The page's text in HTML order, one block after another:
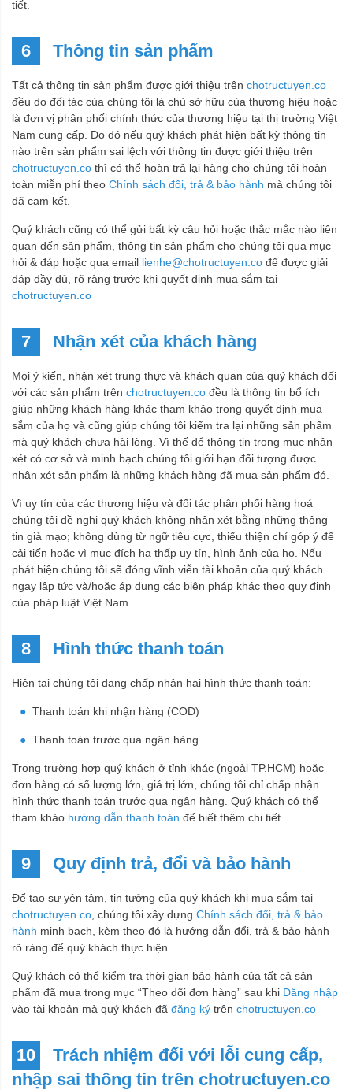
tiết.
6 Thông tin sản phẩm
Tất cả thông tin sản phẩm được giới thiệu trên chotructuyen.co
đều do đối tác của chúng tôi là chủ sở hữu của thương hiệu hoặc
là đơn vị phân phối chính thức của thương hiệu tại thị trường Việt
Nam cung cấp. Do đó nếu quý khách phát hiện bất kỳ thông tin
nào trên sản phẩm sai lệch với thông tin được giới thiệu trên
chotructuyen.co thì có thể hoàn trả lại hàng cho chúng tôi hoàn
toàn miễn phí theo Chính sách đổi, trả & bảo hành mà chúng tôi
đã cam kết.
Quý khách cũng có thể gửi bất kỳ câu hỏi hoặc thắc mắc nào liên
quan đến sản phẩm, thông tin sản phẩm cho chúng tôi qua mục
hỏi & đáp hoặc qua email lienhe@chotructuyen.co để được giải
đáp đầy đủ, rõ ràng trước khi quyết định mua sắm tại
chotructuyen.co
7 Nhận xét của khách hàng
Mọi ý kiến, nhận xét trung thực và khách quan của quý khách đối
với các sản phẩm trên chotructuyen.co đều là thông tin bổ ích
giúp những khách hàng khác tham khảo trong quyết định mua
sắm của họ và cũng giúp chúng tôi kiểm tra lại những sản phẩm
mà quý khách chưa hài lòng. Vì thế để thông tin trong mục nhận
xét có cơ sở và minh bạch chúng tôi giới hạn đối tượng được
nhận xét sản phẩm là những khách hàng đã mua sản phẩm đó.
Vì uy tín của các thương hiệu và đối tác phân phối hàng hoá
chúng tôi đề nghị quý khách không nhận xét bằng những thông
tin giả mạo; không dùng từ ngữ tiêu cực, thiếu thiện chí góp ý để
cải tiến hoặc vì mục đích hạ thấp uy tín, hình ảnh của họ. Nếu
phát hiện chúng tôi sẽ đóng vĩnh viễn tài khoản của quý khách
ngay lập tức và/hoặc áp dụng các biện pháp khác theo quy định
của pháp luật Việt Nam.
8 Hình thức thanh toán
Hiện tại chúng tôi đang chấp nhận hai hình thức thanh toán:
Thanh toán khi nhận hàng (COD)
Thanh toán trước qua ngân hàng
Trong trường hợp quý khách ở tỉnh khác (ngoài TP.HCM) hoặc
đơn hàng có số lượng lớn, giá trị lớn, chúng tôi chỉ chấp nhận
hình thức thanh toán trước qua ngân hàng. Quý khách có thể
tham khảo hướng dẫn thanh toán để biết thêm chi tiết.
9 Quy định trả, đổi và bảo hành
Để tạo sự yên tâm, tin tưởng của quý khách khi mua sắm tại
chotructuyen.co , chúng tôi xây dựng Chính sách đổi, trả & bảo
hành minh bạch, kèm theo đó là hướng dẫn đổi, trả & bảo hành
rõ ràng để quý khách thực hiện.
Quý khách có thể kiểm tra thời gian bảo hành của tất cả sản
phẩm đã mua trong mục “Theo dõi đơn hàng” sau khi Đăng nhập
vào tài khoản mà quý khách đã đăng ký trên chotructuyen.co
10
Trách nhiệm đối với lỗi cung cấp,
nhập sai thông tin trên chotructuyen.co